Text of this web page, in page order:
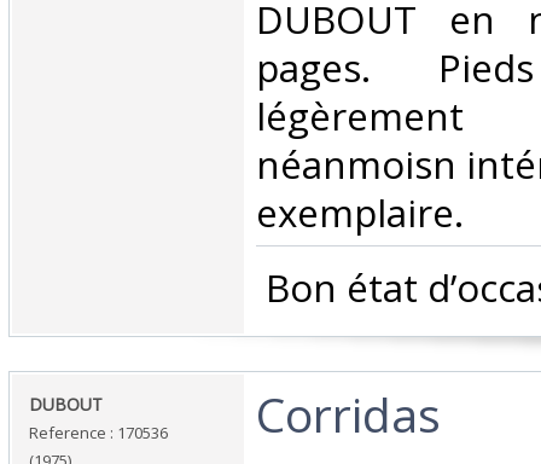
DUBOUT
pages.
néanmoisn
exemplaire. ‎
Bon état
‎DUBOUT ‎
Reference : 170536
‎Corridas‎